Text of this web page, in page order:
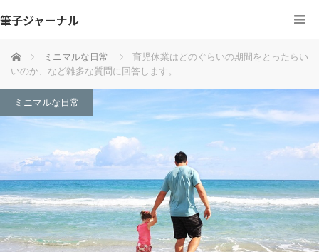
筆子ジャーナル
ホーム ミニマルな日常
育児休業はどのぐらいの期間をとったらい
いのか、など雑多な質問に回答します。
ミニマルな日常